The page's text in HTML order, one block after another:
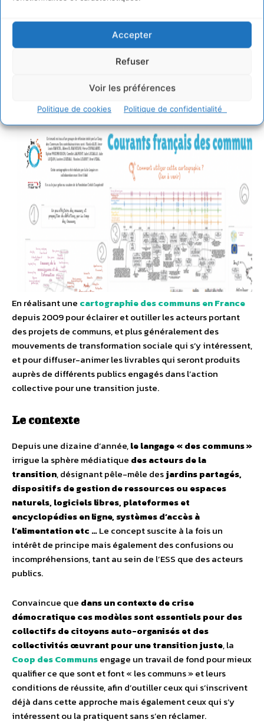
Accepter
Refuser
Voir les préférences
Politique de cookies Politique de confidentialité
En réalisant une cartographie des communs en France
depuis 2009 pour éclairer et outiller les acteurs portant
des projets de communs, et plus généralement des
mouvements de transformation sociale qui s’y intéressent,
et pour diffuser-animer les livrables qui seront produits
auprès de différents publics engagés dans l’action
collective pour une transition juste.
Le contexte
Depuis une dizaine d’année,le langage « des communs »
irrigue la sphère médiatique des acteurs de la
transition, désignant pêle-mêle desjardins partagés,
dispositifs de gestion de ressources ou espaces
naturels, logiciels libres, plateformes et
encyclopédies en ligne, systèmes d’accès à
l’alimentation etc …Le concept suscite à la fois un
intérêt de principe mais également des confusions ou
incompréhensions, tant au sein de l’ESS que des acteurs
publics.
Convaincue que dans un contexte de crise
démocratique ces modèles sont essentiels pour des
collectifs de citoyens auto-organisés et des
collectivités œuvrant pour une transition juste, la
Coop des Communsengage un travail de fond pour mieux
qualifier ce que sont et font « les communs » et leurs
conditions de réussite, afin d’outiller ceux qui s’inscrivent
déjà dans cette approche mais également ceux qui s’y
intéressent ou la pratiquent sans s’en réclamer.